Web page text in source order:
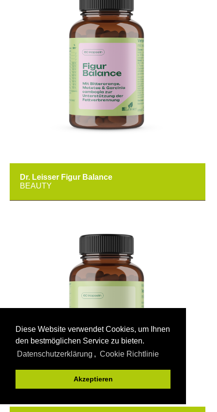
Diese Website verwendet Cookies, um Ihnen
den bestmöglichen Service zu bieten.
Datenschutzerklärung , Cookie Richtlinie
Akzeptieren
Dr. Leisser Figur Balance
BEAUTY